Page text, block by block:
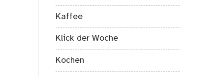
Kaffee
Klick der Woche
Kochen